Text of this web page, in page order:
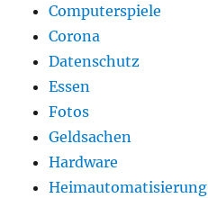
Computerspiele
Corona
Datenschutz
Essen
Fotos
Geldsachen
Hardware
Heimautomatisierung